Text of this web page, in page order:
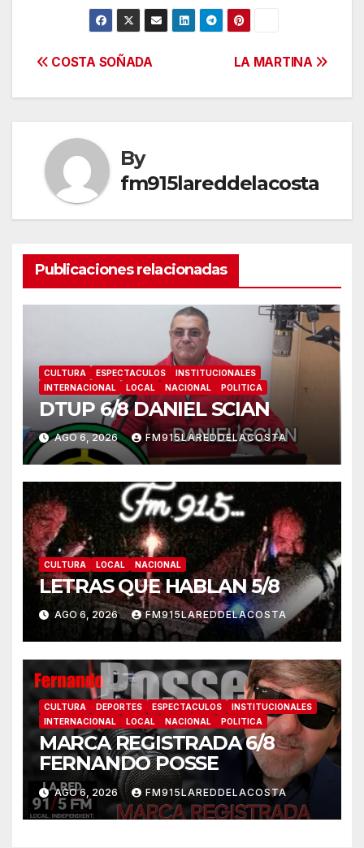
Navegación
de
entradas
LA MARTINA
COSTA SOÑADA
By
fm915lareddelacosta
Publicaciones relacionadas
CULTURA ESPECTACULOS
INSTITUCIONALES
INTERNACIONAL
LOCAL NACIONAL POLITICA
DTUP 6/8 DANIEL SCIAN
AGO 6, 2026 FM915LAREDDELACOSTA
CULTURA LOCAL NACIONAL
LETRAS QUE HABLAN 5/8
AGO 6, 2026 FM915LAREDDELACOSTA
CULTURA DEPORTES ESPECTACULOS
INSTITUCIONALES
INTERNACIONAL
LOCAL NACIONAL POLITICA
MARCA REGISTRADA 6/8
FERNANDO POSSE
AGO 6, 2026 FM915LAREDDELACOSTA